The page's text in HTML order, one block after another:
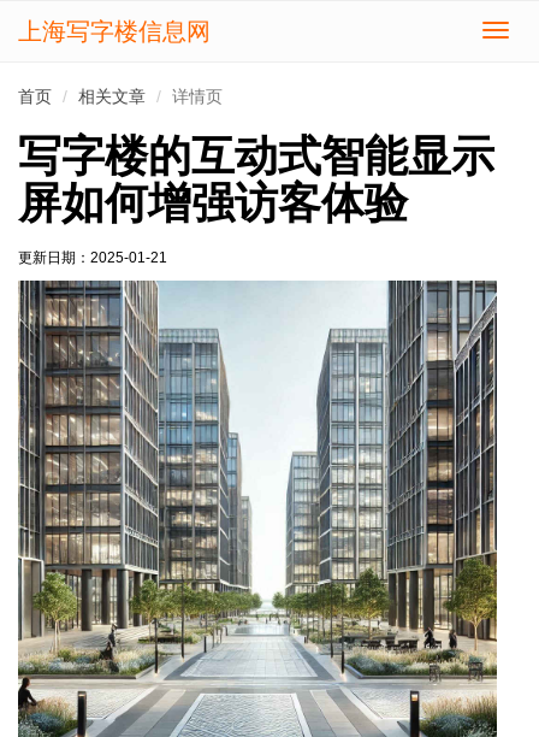
切
上海写字楼信息网
首页 相关文章 详情页
写字楼的互动式智能显示
屏如何增强访客体验
更新日期： 2025-01-21